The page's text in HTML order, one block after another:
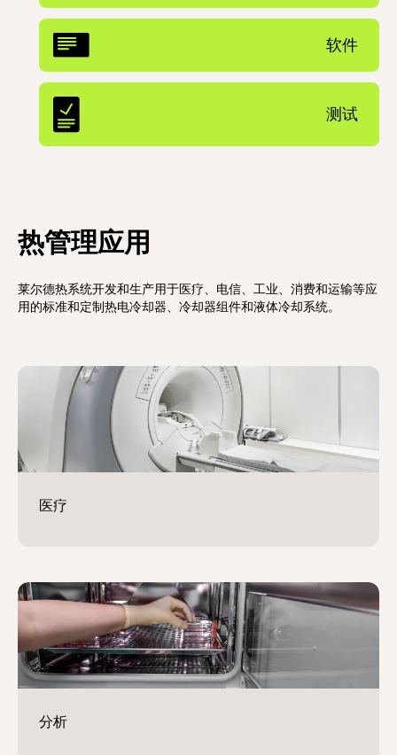
软件
测试
热管理应用
莱尔德热系统开发和生产用于医疗、电信、工业、消费和运输等应
用的标准和定制热电冷却器、冷却器组件和液体冷却系统。